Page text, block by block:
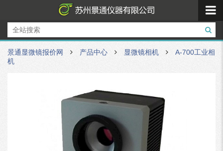
景通显微镜报价网 产品中心 显微镜相机
A-700工业相
机